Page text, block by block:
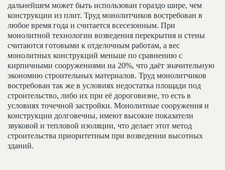
дальнейшем может быть использован гораздо шире, чем
конструкции из плит. Труд монолитчиков востребован в
любое время года и считается всесезонным. При
монолитной технологии возведения перекрытия и стены
считаются готовыми к отделочным работам, а вес
монолитных конструкций меньше по сравнению с
кирпичными сооружениями на 20%, что даёт значительную
экономию строительных материалов. Труд монолитчиков
востребован так же в условиях недостатка площади под
строительство, либо их при её дороговизне, то есть в
условиях точечной застройки. Монолитные сооружения и
конструкции долговечны, имеют высокие показатели
звуковой и тепловой изоляции, что делает этот метод
строительства приоритетным при возведении высотных
зданий.